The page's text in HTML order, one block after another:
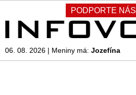
PODPORTE NÁS
06. 08. 2026 | Meniny má: Jozefína